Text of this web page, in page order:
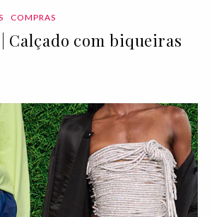
COMPRAS
Calçado com biqueiras